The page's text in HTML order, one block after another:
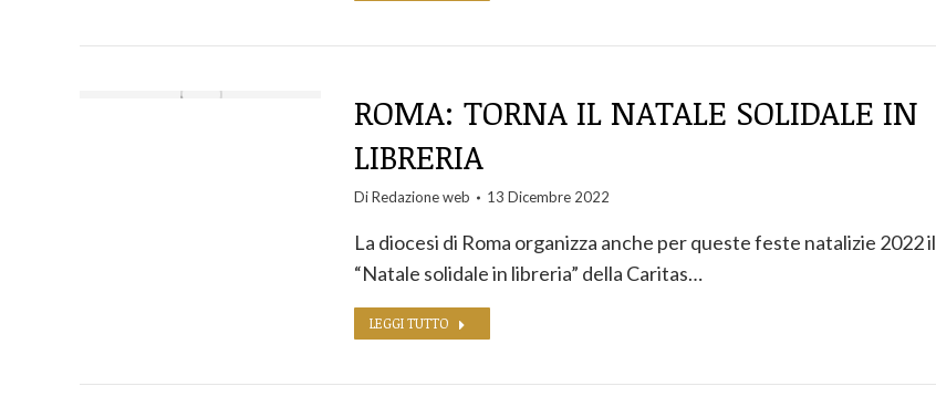
ROMA: TORNA IL NATALE SOLIDALE IN
LIBRERIA
DiRedazione web 13 Dicembre 2022
La diocesi di Roma organizza anche per queste feste natalizie 2022 il
“Natale solidale in libreria” della Caritas…
LEGGI TUTTO